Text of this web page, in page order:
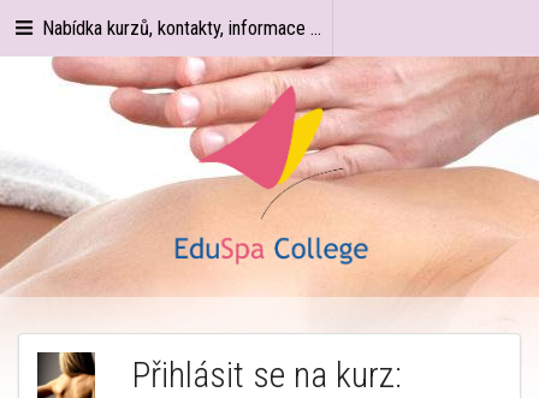
Nabídka kurzů, kontakty, informace ...
Přihlásit se na kurz: